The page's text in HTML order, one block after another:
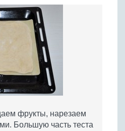
фрукты, нарезаем
Большую часть теста